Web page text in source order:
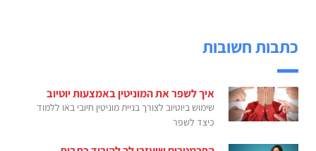
כתבות חשובות
איך לשפר את המוניטין באמצעות יוטיוב
שימוש ביוטיוב לצורך בניית מוניטין חיובי באו ללמוד
כיצד לשפר